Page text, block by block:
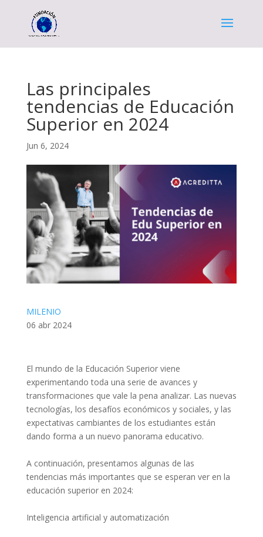
Las principales
tendencias de Educación
Superior en 2024
Jun 6, 2024
MILENIO
06 abr 2024
El mundo de la Educación Superior viene
experimentando toda una serie de avances y
transformaciones que vale la pena analizar. Las nuevas
tecnologías, los desafíos económicos y sociales, y las
expectativas cambiantes de los estudiantes están
dando forma a un nuevo panorama educativo.
A continuación, presentamos algunas de las
tendencias más importantes que se esperan ver en la
educación superior en 2024:
Inteligencia artificial y automatización